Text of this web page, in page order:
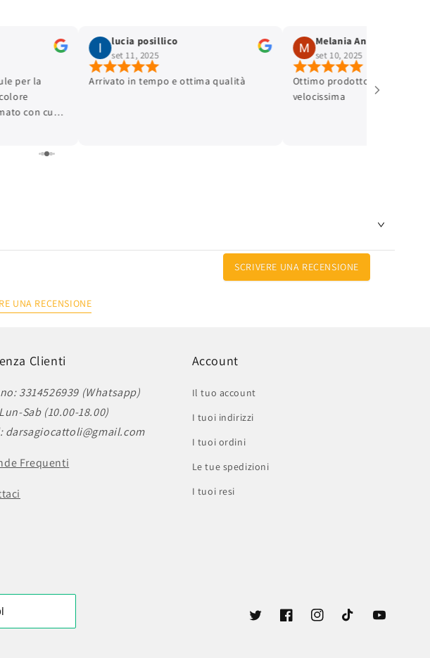
per la
con cura
lucia posillico
set 11, 2025
Arrivato in tempo e ottima qualità
set 10, 2025
Ottimo prodotto e spedizione
velocissima
SCRIVERE UNA RECENSIONE
UNA RECENSIONE
Clienti
3314526939 (Whatsapp)
Sab (10.00-18.00)
darsagiocattoli@gmail.com
Frequenti
Account
Il tuo account
I tuoi indirizzi
I tuoi ordini
Le tue spedizioni
I tuoi resi
TwitterFacebookInstagramTikTok YouTube